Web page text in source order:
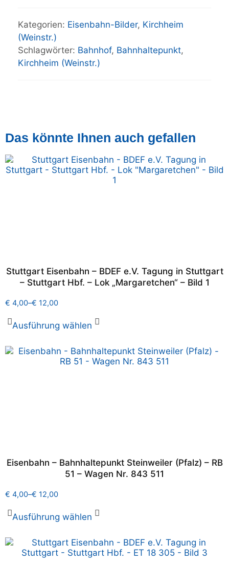
Kategorien: Eisenbahn-Bilder, Kirchheim
(Weinstr.)
Schlagwörter: Bahnhof, Bahnhaltepunkt,
Kirchheim (Weinstr.)
Das könnte Ihnen auch gefallen
Stuttgart Eisenbahn – BDEF e.V. Tagung in Stuttgart
– Stuttgart Hbf. – Lok „Margaretchen“ – Bild 1
€ 4,00–€ 12,00
Ausführung wählen
Eisenbahn – Bahnhaltepunkt Steinweiler (Pfalz) – RB
51 – Wagen Nr. 843 511
€ 4,00–€ 12,00
Ausführung wählen